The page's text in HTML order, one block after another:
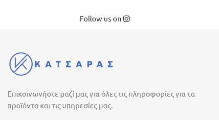
Follow us on
Επικοινωνήστε μαζί μας για όλες τις πληροφορίες για τα
προϊόντα και τις υπηρεσίες μας.